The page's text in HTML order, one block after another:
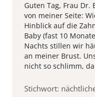
Guten Tag, Frau Dr.
von meiner Seite:
Hinblick auf die
Baby (fast 10
Nachts stillen wir
an meiner Brust.
nicht so schlimm,
Stichwort: